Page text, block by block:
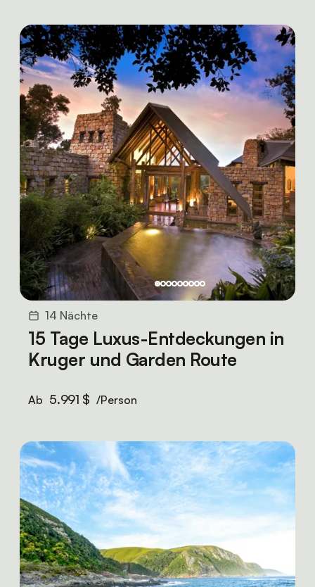
14 Nächte
15 Tage Luxus-Entdeckungen in
Kruger und Garden Route
Ab 5.991 $ /Person